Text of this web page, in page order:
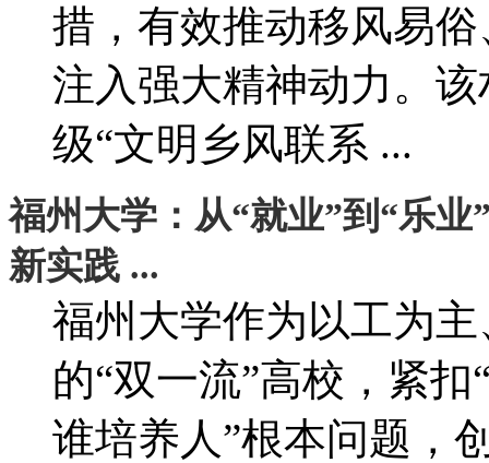
措，有效推动移风易
注入强大精神动力。
级“文明乡风联系 ...
福州大学：从“就业”到“乐
新实践 ...
福州大学作为以工为
的“双一流”高校，紧
谁培养人”根本问题，